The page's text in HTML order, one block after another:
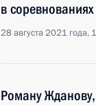
в
28 августа 2021 года,
Роману